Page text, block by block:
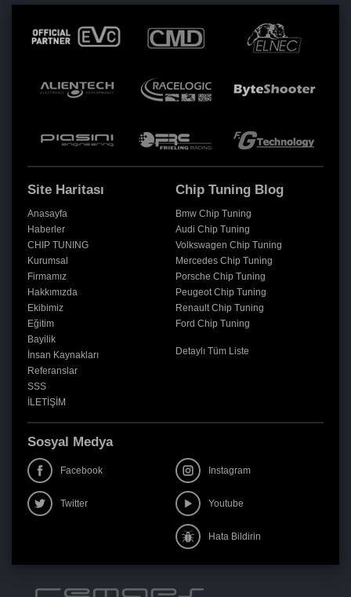
Site Haritası
Anasayfa
Haberler
CHIP TUNING
Kurumsal
Firmamız
Hakkımızda
Ekibimiz
Eğitim
Bayilik
İnsan Kaynakları
Referanslar
SSS
İLETİŞİM
Chip Tuning Blog
Bmw Chip Tuning
Audi Chip Tuning
Volkswagen Chip Tuning
Mercedes Chip Tuning
Porsche Chip Tuning
Peugeot Chip Tuning
Renault Chip Tuning
Ford Chip Tuning
Detaylı Tüm Liste
Sosyal Medya
Facebook Instagram
Twitter Youtube
Hata Bildirin